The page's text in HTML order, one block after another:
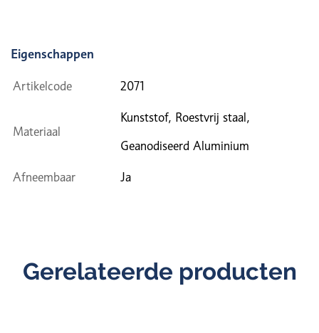
Eigenschappen
Artikelcode 2071
Materiaal
Kunststof, Roestvrij staal,
Geanodiseerd Aluminium
Afneembaar Ja
Gerelateerde producten